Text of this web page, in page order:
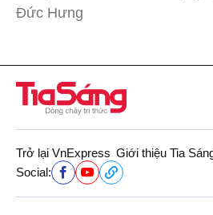
Đức Hưng
Trở lại VnExpress Giới thiệu Tia
Social: